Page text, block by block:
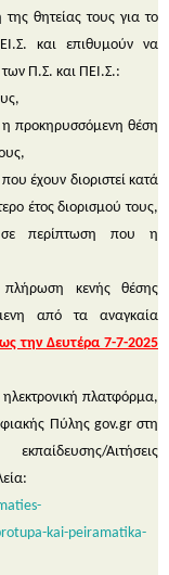
θητείας τους για το
και επιθυμούν να
των Π.Σ. και ΠΕΙ.Σ.:
η προκηρυσσόμενη θέση
έχουν διοριστεί κατά
έτος διορισμού τους,
σε περίπτωση που η
πλήρωση κενής θέσης
από τα αναγκαία
την Δευτέρα 7-7-2025
ηλεκτρονική πλατφόρμα,
Πύλης gov.gr στη
Αιτήσεις
kai-peiramatika-